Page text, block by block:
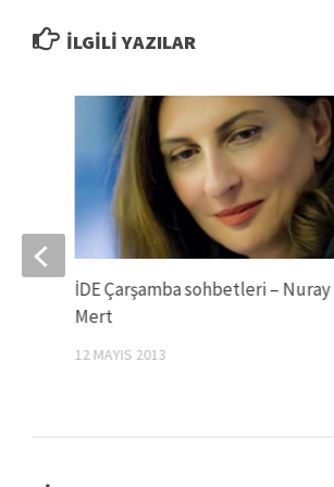
İLGILI YAZILAR
İDE Çarşamba sohbetleri – Nuray
Mert
12 MAYIS 2013